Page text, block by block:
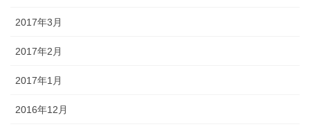
2017年3月
2017年2月
2017年1月
2016年12月